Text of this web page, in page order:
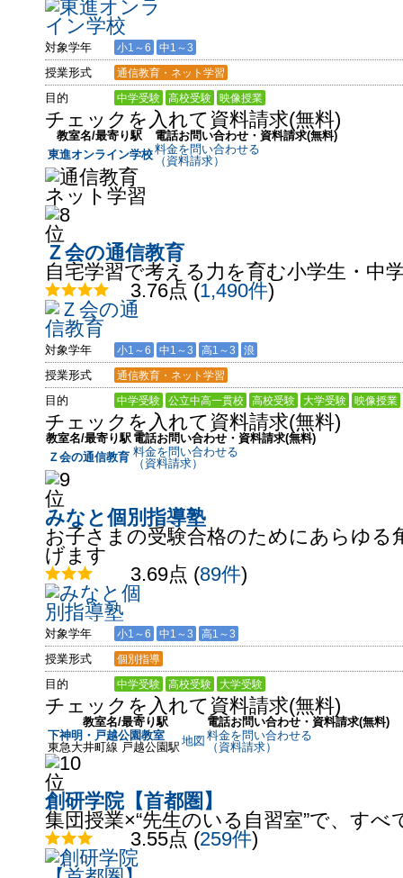
対象学年 小1～6 中1～3
授業形式 通信教育・ネット学習
目的 中学受験 高校受験 映像授業
チェックを入れて資料請求(無料)
教室名/最寄り駅
電話お問い合わせ・資料請求(無料)
東進オンライン学校料金を問い合わせる
（資料請求）
Ｚ会の通信教育
自宅学習で考える力を育む小学生・中
3.76点 (1,490件)
対象学年 小1～6 中1～3 高1～3 浪
授業形式 通信教育・ネット学習
目的 中学受験 公立中高一貫校 高校受験 大学受験 映像授業
チェックを入れて資料請求(無料)
教室名/最寄り駅 電話お問い合わせ・資料請求(無料)
Ｚ会の通信教育 料金を問い合わせる
（資料請求）
みなと個別指導塾
お子さまの受験合格のためにあらゆる
げます
3.69点 (89件)
対象学年 小1～6 中1～3 高1～3
授業形式 個別指導
目的 中学受験 高校受験 大学受験
チェックを入れて資料請求(無料)
教室名/最寄り駅
電話お問い合わせ・資料請求(無料)
下神明・戸越公園教室
東急大井町線 戸越公園駅 地図 料金を問い合わせる
（資料請求）
創研学院【首都圏】
集団授業×“先生のいる自習室”で、す
3.55点 (259件)